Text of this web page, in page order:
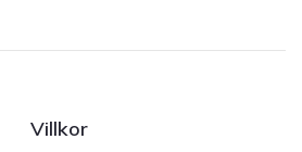
Villkor